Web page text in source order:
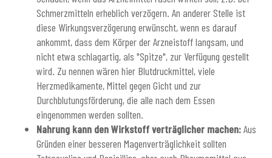
Schmerzmitteln erheblich verzögern. An anderer Stelle ist
diese Wirkungsverzögerung erwünscht, wenn es darauf
ankommt, dass dem Körper der Arzneistoff langsam, und
nicht etwa schlagartig, als "Spitze", zur Verfügung gestellt
wird. Zu nennen wären hier Blutdruckmittel, viele
Herzmedikamente, Mittel gegen Gicht und zur
Durchblutungsförderung, die alle nach dem Essen
eingenommen werden sollten.
Nahrung kann den Wirkstoff verträglicher machen:Aus
Gründen einer besseren Magenverträglichkeit sollten